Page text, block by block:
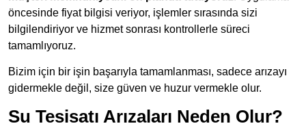
öncesinde fiyat bilgisi veriyor, işlemler sırasında sizi
bilgilendiriyor ve hizmet sonrası kontrollerle süreci
tamamlıyoruz.
Bizim için bir işin başarıyla tamamlanması, sadece arızayı
gidermekle değil, size güven ve huzur vermekle olur.
Su Tesisatı Arızaları Neden Olur?